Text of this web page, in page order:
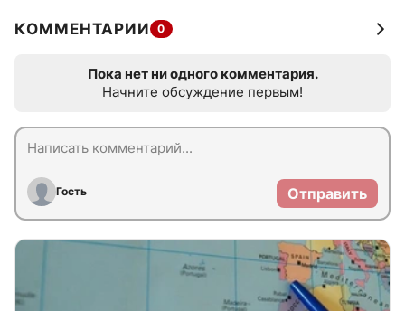
КОММЕНТАРИИ 0
Пока нет ни одного комментария.
Начните обсуждение первым!
Гость Отправить